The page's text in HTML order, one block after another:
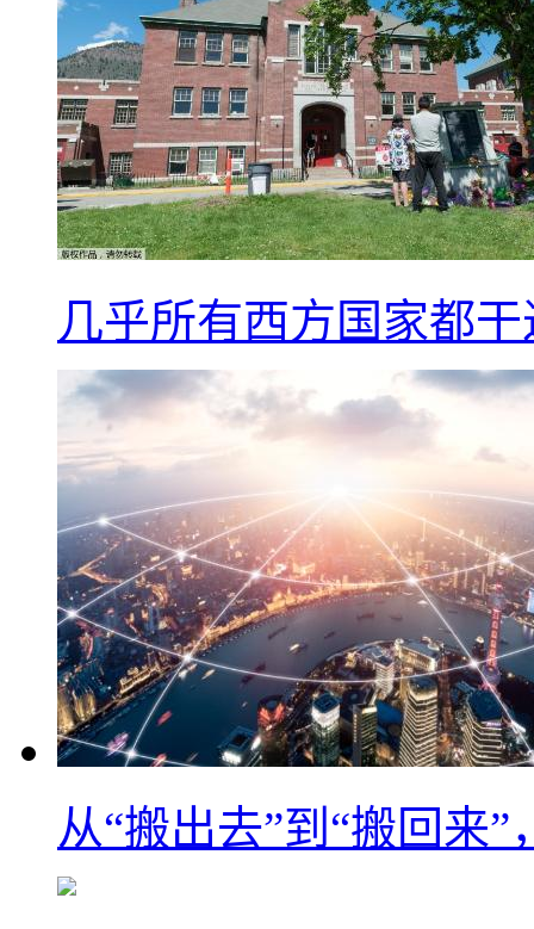
几乎所有西方国家都
从“搬出去”到“搬回来